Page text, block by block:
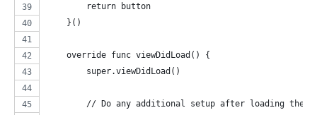
        return button
    }()
    override func viewDidLoad() {
        super.viewDidLoad()
// Do any additional setup after loading the